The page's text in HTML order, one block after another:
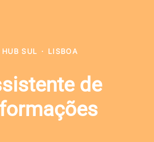
HUB SUL · LISBOA
de